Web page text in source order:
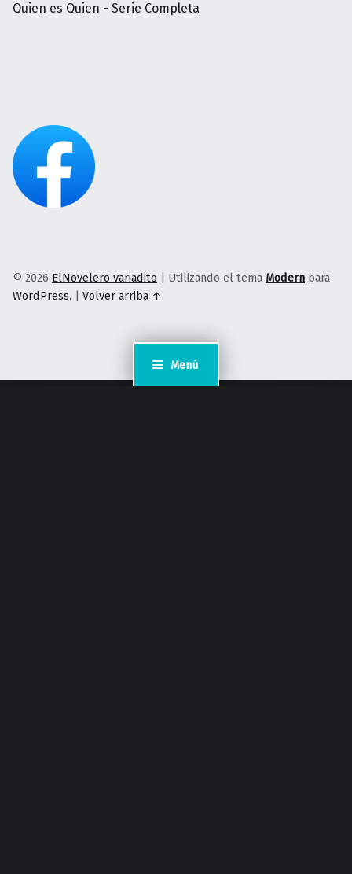
Menú
Quien es Quien - Serie Completa
© 2026 ElNovelero variadito | Utilizando el tema Modern para
WordPress. | Volver arriba ↑